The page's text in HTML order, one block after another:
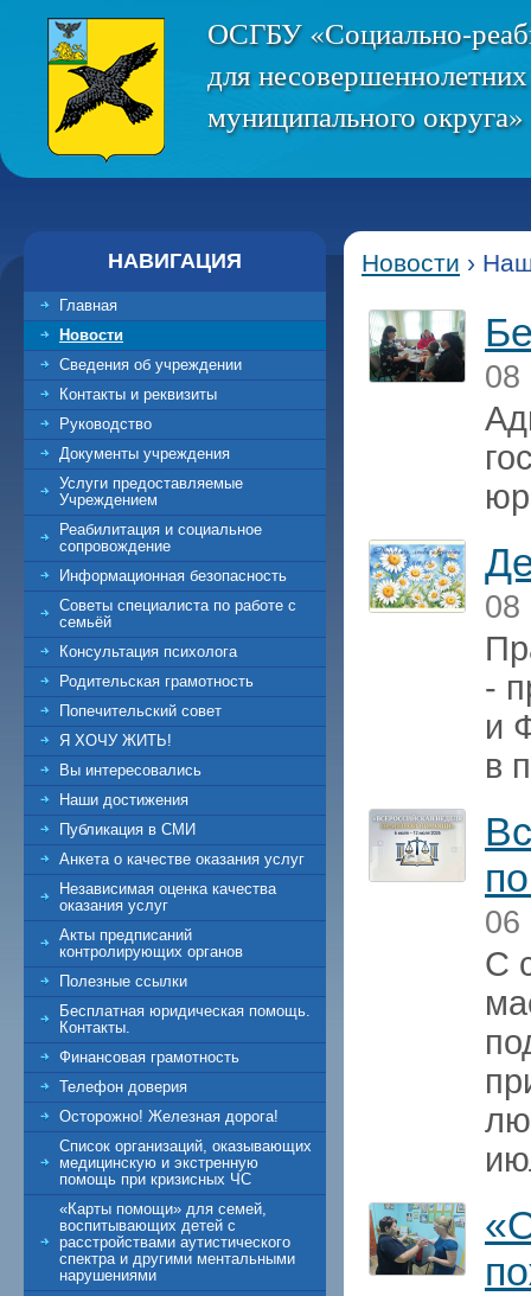
ОСГБУ «Социально-
для
муниципального
НАВИГАЦИЯ
Главная
Новости
Сведения об учреждении
Контакты и реквизиты
Руководство
Документы учреждения
Услуги предоставляемые
Учреждением
Реабилитация и социальное
сопровождение
Информационная безопасность
Советы специалиста по работе с
семьёй
Консультация психолога
Родительская грамотность
Попечительский совет
Я ХОЧУ ЖИТЬ!
Вы интересовались
Наши достижения
Публикация в СМИ
Анкета о качестве оказания услуг
Независимая оценка качества
оказания услуг
Акты предписаний
контролирующих органов
Полезные ссылки
Бесплатная юридическая помощь.
Контакты.
Финансовая грамотность
Телефон доверия
Осторожно! Железная дорога!
Список организаций, оказывающих
медицинскую и экстренную
помощь при кризисных ЧС
«Карты помощи» для семей,
воспитывающих детей с
расстройствами аутистического
спектра и другими ментальными
нарушениями
Новости ›
08
08
-
и
в
06
С